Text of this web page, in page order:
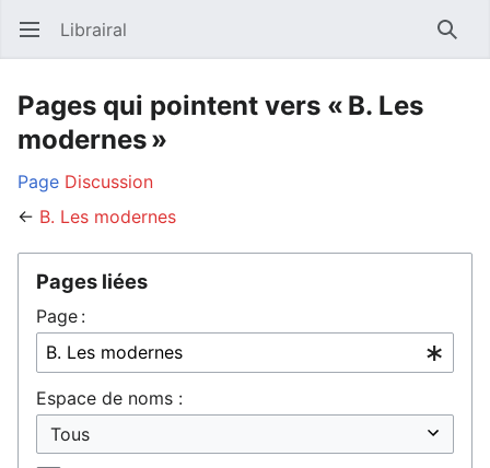
Ouvrir le menu principal Librairal
Pages qui pointent vers « B. Les
modernes »
Page Discussion
← B. Les modernes
Pages liées
Page :
Espace de noms :